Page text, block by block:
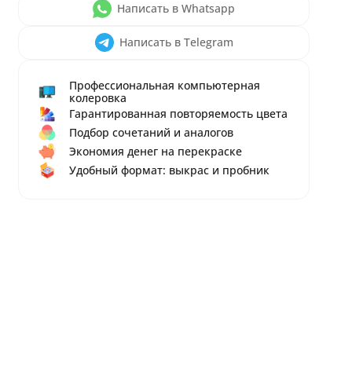
Написать в Whatsapp
Написать в Telegram
Профессиональная компьютерная
колеровка
Гарантированная повторяемость цвета
Подбор сочетаний и аналогов
Экономия денег на перекраске
Удобный формат: выкрас и пробник